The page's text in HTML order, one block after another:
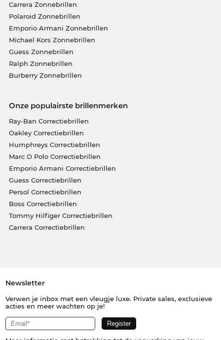
Carrera Zonnebrillen
Polaroid Zonnebrillen
Emporio Armani Zonnebrillen
Michael Kors Zonnebrillen
Guess Zonnebrillen
Ralph Zonnebrillen
Burberry Zonnebrillen
Onze populairste brillenmerken
Ray-Ban Correctiebrillen
Oakley Correctiebrillen
Humphreys Correctiebrillen
Marc O Polo Correctiebrillen
Emporio Armani Correctiebrillen
Guess Correctiebrillen
Persol Correctiebrillen
Boss Correctiebrillen
Tommy Hilfiger Correctiebrillen
Carrera Correctiebrillen
Newsletter
Verwen je inbox met een vleugje luxe. Private sales, exclusieve
acties en meer wachten op je!